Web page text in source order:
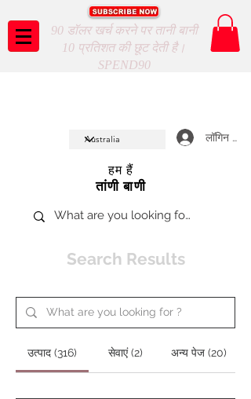
90 डॉलर खर्च करने पर तानी बानी
10 प्रतिशत की छूट देती है।
SPEND90
लॉगिन करें
हम हैं
तांणी बाणी
Search Results
उत्पाद (316) सेवाएं (2) अन्य पेज (20)